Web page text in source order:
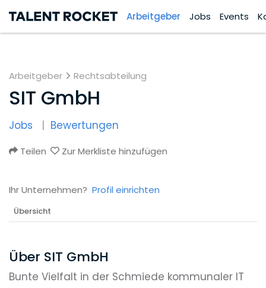
Arbeitgeber Jobs Events
Arbeitgeber Rechtsabteilung
SIT GmbH
Jobs Bewertungen
Teilen Zur Merkliste hinzufügen
Ihr Unternehmen? Profil einrichten
Übersicht
Über SIT GmbH
Bunte Vielfalt in der Schmiede kommunaler IT